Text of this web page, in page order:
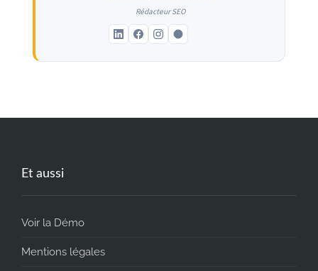
Rédacteur SEO
Et aussi
Voir la Démo
Mentions légales